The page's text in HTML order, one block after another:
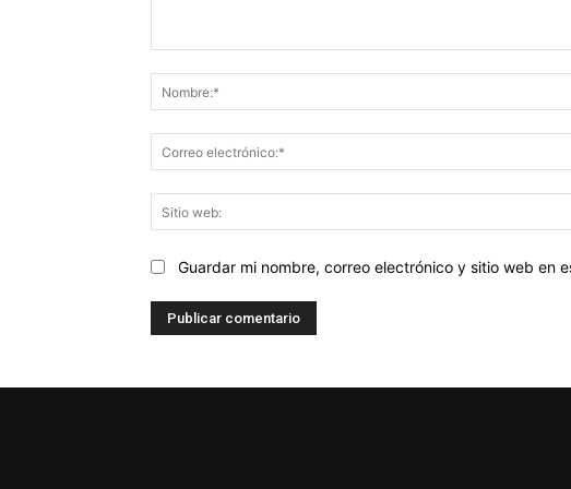
Guardar mi nombre, correo electrónico y sitio web en